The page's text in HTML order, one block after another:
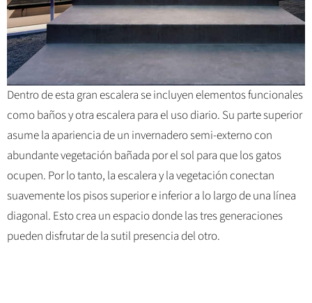
Dentro de esta gran escalera se incluyen elementos funcionales
como baños y otra escalera para el uso diario. Su parte superior
asume la apariencia de un invernadero semi-externo con
abundante vegetación bañada por el sol para que los gatos
ocupen. Por lo tanto, la escalera y la vegetación conectan
suavemente los pisos superior e inferior a lo largo de una línea
diagonal. Esto crea un espacio donde las tres generaciones
pueden disfrutar de la sutil presencia del otro.